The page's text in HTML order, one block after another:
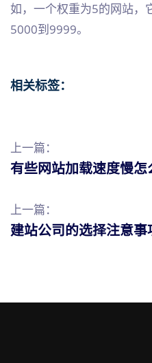
如，一个权重为5的网站，
5000到9999。
相关标签：
上一篇：
有些网站加载速度慢怎
上一篇：
建站公司的选择注意事